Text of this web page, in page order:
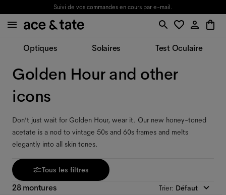
Suivi de vos commandes en cours par e-mail.
Optiques Solaires Test Oculaire
Golden Hour and other
icons
Don’t just wait for Golden Hour, wear it. Our new honey-toned
acetate is a nod to vintage 50s and 60s frames and melts
elegantly into all skin tones.
Tous les filtres
28 montures Trier: Défaut